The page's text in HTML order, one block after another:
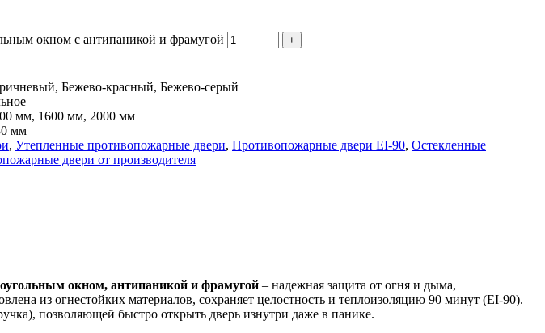
окном с антипаникой и фрамугой
+
Бежево-красный, Бежево-серый
мм, 1600 мм, 2000 мм
мм
, Утепленные противопожарные двери, Противопожарные двери EI-90, Остекленные
двери от производителя
окном, антипаникой и фрамугой– надежная защита от огня и дыма,
из огнестойких материалов, сохраняет целостность и теплоизоляцию 90 минут (EI-90).
позволяющей быстро открыть дверь изнутри даже в панике.